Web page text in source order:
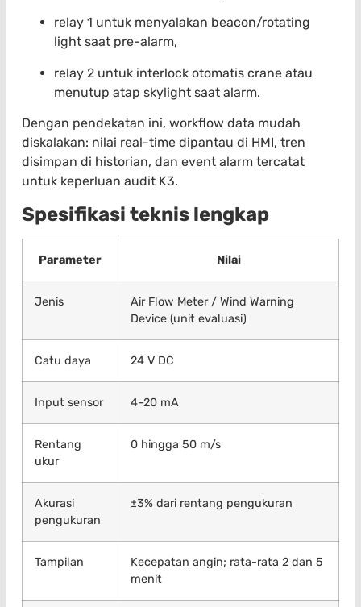
relay 1 untuk menyalakan beacon/rotating
light saat pre-alarm,
relay 2 untuk interlock otomatis crane atau
menutup atap skylight saat alarm.
Dengan pendekatan ini, workflow data mudah
diskalakan: nilai real-time dipantau di HMI, tren
disimpan di historian, dan event alarm tercatat
untuk keperluan audit K3.
Spesifikasi teknis lengkap
Parameter Nilai
Jenis
Air Flow Meter / Wind Warning
Device (unit evaluasi)
Catu daya 24 V DC
Input sensor 4–20 mA
Rentang
ukur
0 hingga 50 m/s
Akurasi
pengukuran
±3% dari rentang pengukuran
Tampilan
Kecepatan angin; rata-rata 2 dan 5
menit